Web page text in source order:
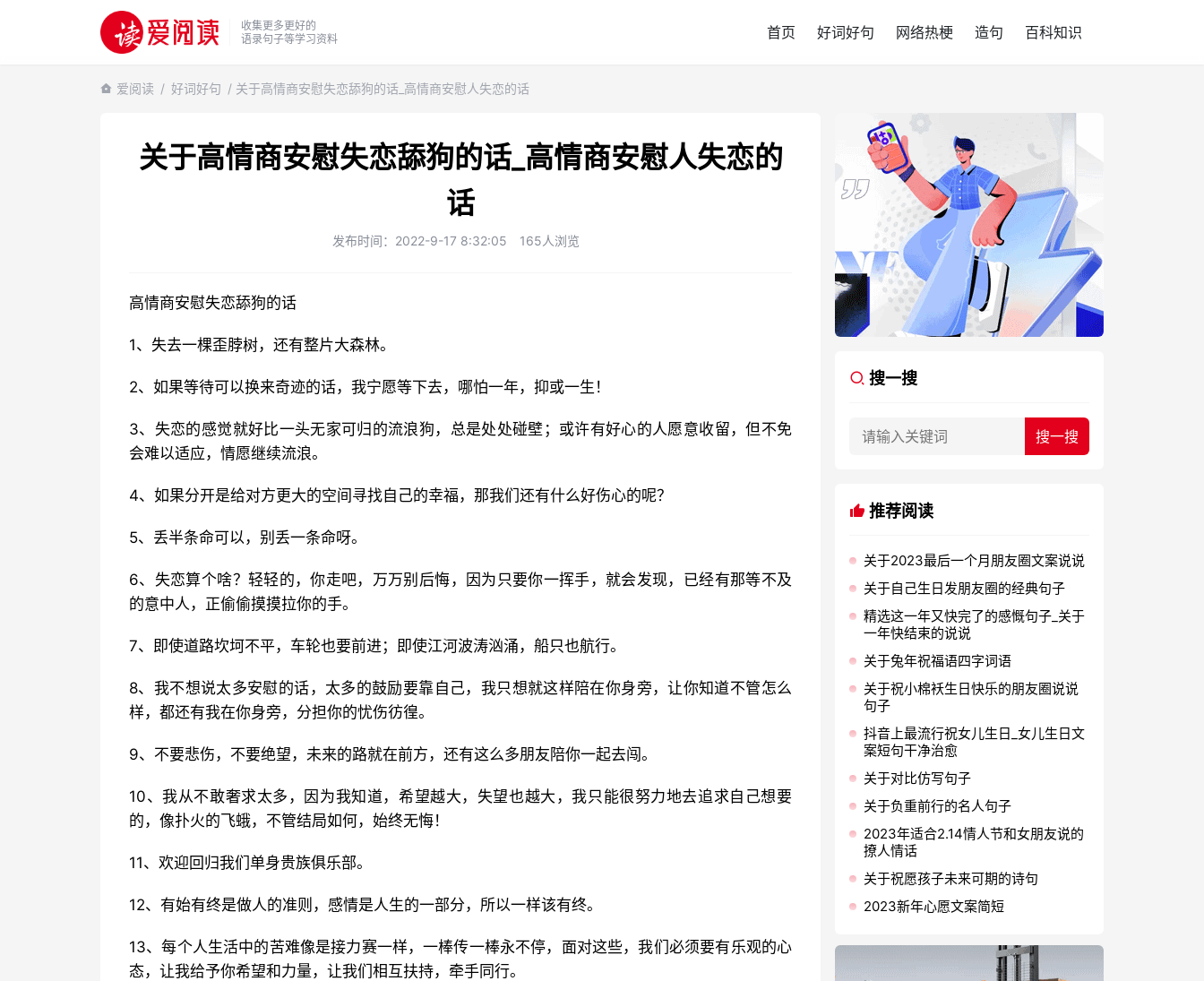
收集更多更好的
语录句子等学习资料
首页 好词好句 网络热梗 造句 百科知识
爱阅读 / 好词好句 / 关于高情商安慰失恋舔狗的话_高情商安慰人失恋的话
关于高情商安慰失恋舔狗的话_高情商安慰人失恋的
话
发布时间：2022-9-17 8:32:05 165人浏览
高情商安慰失恋舔狗的话
1、失去一棵歪脖树，还有整片大森林。
2、如果等待可以换来奇迹的话，我宁愿等下去，哪怕一年，抑或一生！
3、失恋的感觉就好比一头无家可归的流浪狗，总是处处碰壁；或许有好心的人愿意收留，但不免
会难以适应，情愿继续流浪。
4、如果分开是给对方更大的空间寻找自己的幸福，那我们还有什么好伤心的呢？
5、丢半条命可以，别丢一条命呀。
6、失恋算个啥？轻轻的，你走吧，万万别后悔，因为只要你一挥手，就会发现，已经有那等不及
的意中人，正偷偷摸摸拉你的手。
7、即使道路坎坷不平，车轮也要前进；即使江河波涛汹涌，船只也航行。
8、我不想说太多安慰的话，太多的鼓励要靠自己，我只想就这样陪在你身旁，让你知道不管怎么
样，都还有我在你身旁，分担你的忧伤彷徨。
9、不要悲伤，不要绝望，未来的路就在前方，还有这么多朋友陪你一起去闯。
10、我从不敢奢求太多，因为我知道，希望越大，失望也越大，我只能很努力地去追求自己想要
的，像扑火的飞蛾，不管结局如何，始终无悔！
11、欢迎回归我们单身贵族俱乐部。
12、有始有终是做人的准则，感情是人生的一部分，所以一样该有终。
13、每个人生活中的苦难像是接力赛一样，一棒传一棒永不停，面对这些，我们必须要有乐观的心
态，让我给予你希望和力量，让我们相互扶持，牵手同行。
搜一搜
推荐阅读
关于2023最后一个月朋友圈文案说说
关于自己生日发朋友圈的经典句子
精选这一年又快完了的感慨句子_关于
一年快结束的说说
关于兔年祝福语四字词语
关于祝小棉袄生日快乐的朋友圈说说
句子
抖音上最流行祝女儿生日_女儿生日文
案短句干净治愈
关于对比仿写句子
关于负重前行的名人句子
2023年适合2.14情人节和女朋友说的
撩人情话
关于祝愿孩子未来可期的诗句
2023新年心愿文案简短